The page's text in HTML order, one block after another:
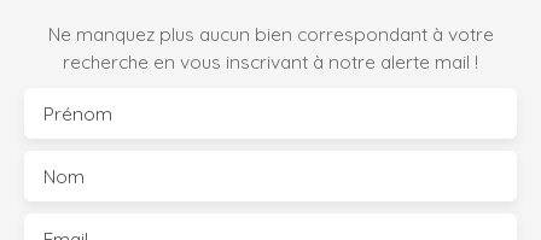
Ne manquez plus aucun bien correspondant à votre
recherche en vous inscrivant à notre alerte mail !
Prénom
Nom